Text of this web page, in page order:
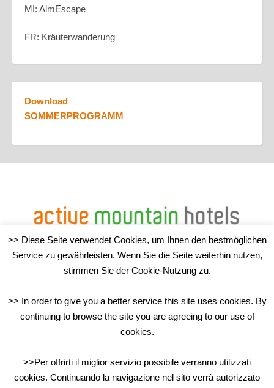
MI: AlmEscape
FR: Kräuterwanderung
Download
SOMMERPROGRAMM
TouristInfo Sand in Taufers/Campo Tures
Via J.-Jungmann-Str. 8 – 39032 Sand in Taufers/Campo
>> Diese Seite verwendet Cookies, um Ihnen den bestmöglichen
Service zu gewährleisten. Wenn Sie die Seite weiterhin nutzen,
stimmen Sie der Cookie-Nutzung zu.
>> In order to give you a better service this site uses cookies. By
continuing to browse the site you are agreeing to our use of
cookies.
>>Per offrirti il miglior servizio possibile verranno utilizzati
cookies. Continuando la navigazione nel sito verrà autorizzato